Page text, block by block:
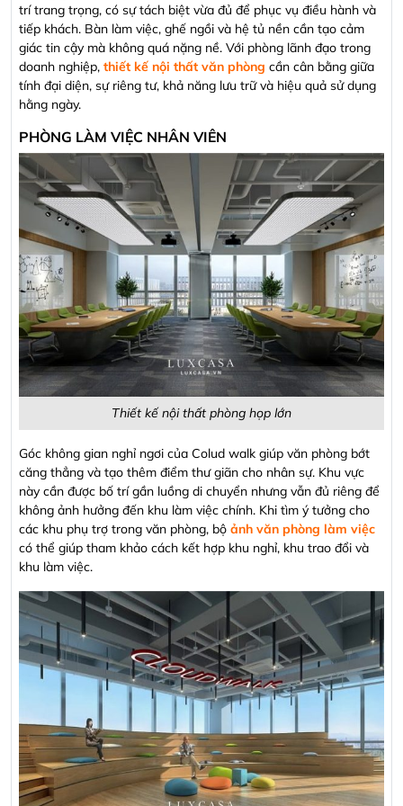
trí trang trọng, có sự tách biệt vừa đủ để phục vụ điều hành và
tiếp khách. Bàn làm việc, ghế ngồi và hệ tủ nền cần tạo cảm
giác tin cậy mà không quá nặng nề. Với phòng lãnh đạo trong
doanh nghiệp, thiết kế nội thất văn phòng cần cân bằng giữa
tính đại diện, sự riêng tư, khả năng lưu trữ và hiệu quả sử dụng
hằng ngày.
PHÒNG LÀM VIỆC NHÂN VIÊN
Thiết kế nội thất phòng họp lớn
Góc không gian nghỉ ngơi của Colud walk giúp văn phòng bớt
căng thẳng và tạo thêm điểm thư giãn cho nhân sự. Khu vực
này cần được bố trí gần luồng di chuyển nhưng vẫn đủ riêng để
không ảnh hưởng đến khu làm việc chính. Khi tìm ý tưởng cho
các khu phụ trợ trong văn phòng, bộ ảnh văn phòng làm việc
có thể giúp tham khảo cách kết hợp khu nghỉ, khu trao đổi và
khu làm việc.